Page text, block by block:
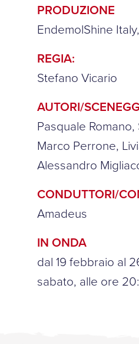
PRODUZIONE
EndemolShine
REGIA:
Stefano Vicario
AUTORI/
Pasquale
Marco Perrone,
Alessandro
CONDUTTORI/
Amadeus
IN ONDA
dal 19 febbraio al
sabato, alle ore